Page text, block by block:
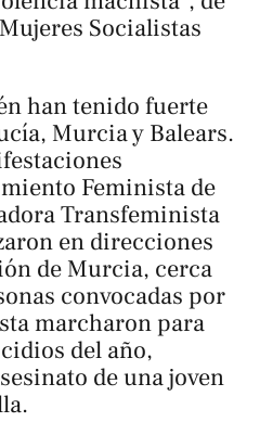
Socialistas
han tenido fuerte
Murcia y Balears.
Feminista de
Transfeminista
en direcciones
de Murcia, cerca
convocadas por
marcharon para
del año,
de una joven